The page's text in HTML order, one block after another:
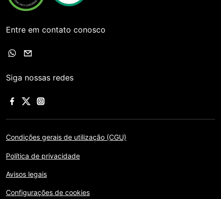
Entre em contato conosco
Siga nossas redes
Condições gerais de utilização (CGU)
Política de privacidade
Avisos legais
Configurações de cookies